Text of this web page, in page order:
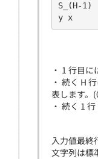
S_(H-1)
y x
・ 1 行目
・ 続く H
表します。
・ 続く 1
入力値最終
文字列は標